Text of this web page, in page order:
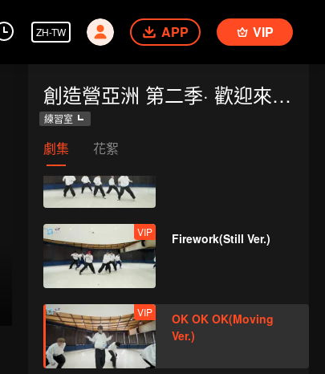
ZH-TW APP VIP
創造營亞洲 第二季· 歡迎來到練習室
練習室
劇集 花絮
Road(Still Ver.)
VIP Firework(Still Ver.)
VIP
OK OK OK(Moving
Ver.)